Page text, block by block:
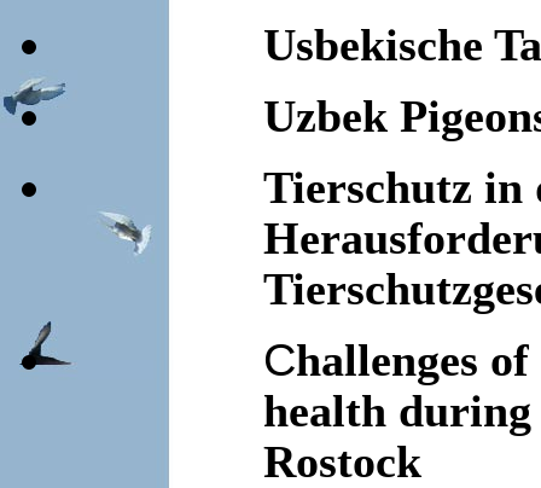
Usbekische
Uzbek
Tierschutz in
Challenges
health
Rostock